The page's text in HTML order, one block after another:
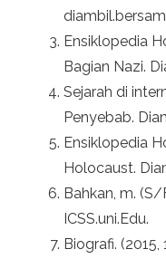
Ensiklopedia
Bagian Nazi.
Sejarah di
Penyebab.
Ensiklopedia
Holocaust.
Bahkan, m. (S/
ICSS.uni.Edu.
Biografi. (2015,